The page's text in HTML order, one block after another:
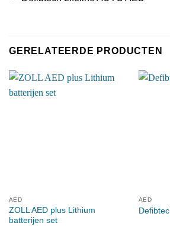
GERELATEERDE PRODUCTEN
AED
ZOLL AED plus Lithium
batterijen set
AED